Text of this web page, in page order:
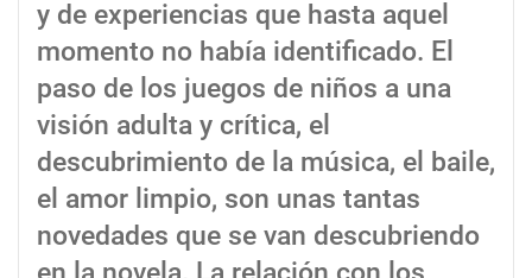
y de experiencias que hasta aquel
momento no había identificado. El
paso de los juegos de niños a una
visión adulta y crítica, el
descubrimiento de la música, el baile,
el amor limpio, son unas tantas
novedades que se van descubriendo